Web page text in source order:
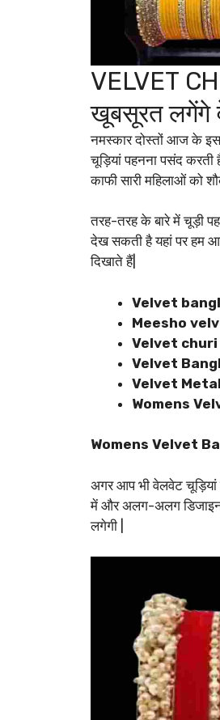
VELVET
खूबसूरत लगेंगे
नमस्कार दोस्तों आज के
चूड़ियां पहनना पसंद
काफी सारी महिलाओं को
तरह-तरह के बारे में चूड़ी
देख सकती है यहां पर हम
दिखाते हैं|
Velvet
Meesho
Velvet
Velvet
Velvet
Womens
Womens Velvet
अगर आप भी वेलवेट चूड़ियां
में और अलग-अलग डिजाइन
लगेगी |